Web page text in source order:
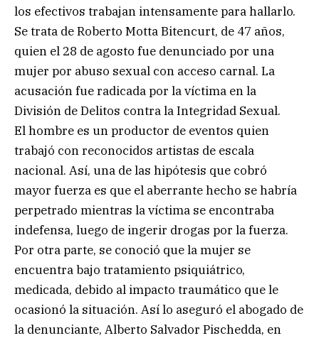
los efectivos trabajan intensamente para hallarlo.
Se trata de Roberto Motta Bitencurt, de 47 años,
quien el 28 de agosto fue denunciado por una
mujer por abuso sexual con acceso carnal. La
acusación fue radicada por la víctima en la
División de Delitos contra la Integridad Sexual.
El hombre es un productor de eventos quien
trabajó con reconocidos artistas de escala
nacional. Así, una de las hipótesis que cobró
mayor fuerza es que el aberrante hecho se habría
perpetrado mientras la víctima se encontraba
indefensa, luego de ingerir drogas por la fuerza.
Por otra parte, se conoció que la mujer se
encuentra bajo tratamiento psiquiátrico,
medicada, debido al impacto traumático que le
ocasionó la situación. Así lo aseguró el abogado de
la denunciante, Alberto Salvador Pischedda, en